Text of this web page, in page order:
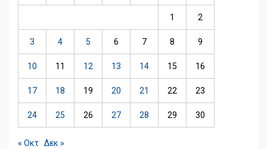
1 2
3 4 5 6 7 8 9
10 11 12 13 14 15 16
17 18 19 20 21 22 23
24 25 26 27 28 29 30
« Οκτ Δεκ »